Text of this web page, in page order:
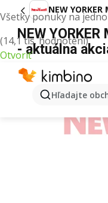
Všetky ponuky na
(14,1 tis. hodnotení)
Otvoriť
Hľadajte
NEW
NEW
- aktuálna